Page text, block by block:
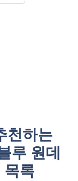
천하는
루 원데
목록